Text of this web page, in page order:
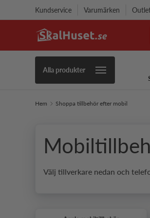
Kundservice Varumärken
Alla produkter
Hem Shoppa tillbehör efter mobil
Välj tillverkare nedan och